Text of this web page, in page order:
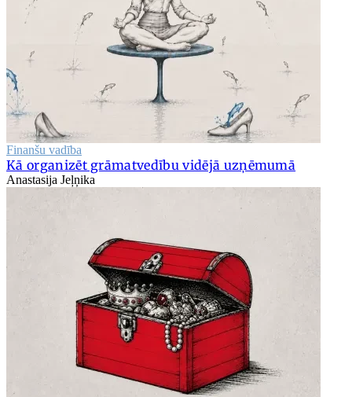
Finanšu vadība
Kā organizēt grāmatvedību vidējā uzņēmumā
Anastasija Jeļņika